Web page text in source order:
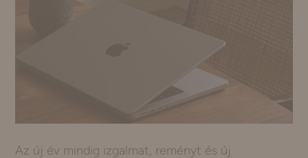
Az új év mindig izgalmat, reményt és új